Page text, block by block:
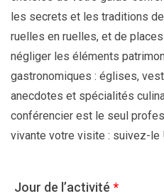
les secrets et les traditions
ruelles en ruelles, et de
négliger les éléments
gastronomiques : églises,
anecdotes et spécialités
conférencier est le seul
vivante votre visite : suivez-le
Jour de l’activité *